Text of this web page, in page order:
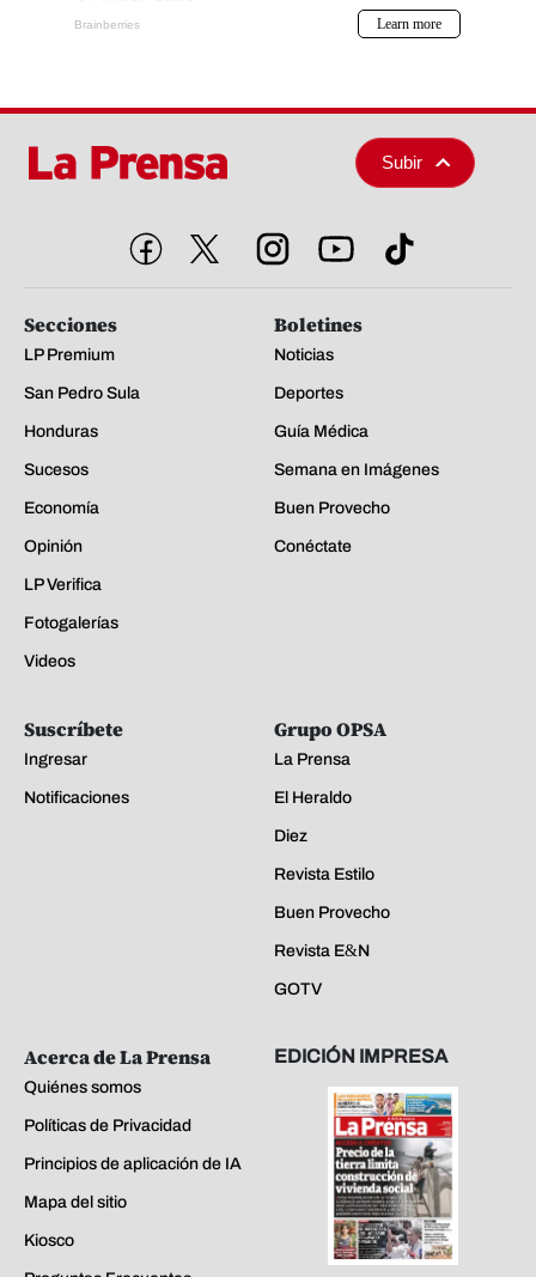
Subir
Secciones
LP Premium
San Pedro Sula
Honduras
Sucesos
Economía
Opinión
LP Verifica
Fotogalerías
Videos
Boletines
Noticias
Deportes
Guía Médica
Semana en Imágenes
Buen Provecho
Conéctate
Suscríbete
Ingresar
Notificaciones
Grupo OPSA
La Prensa
El Heraldo
Diez
Revista Estilo
Buen Provecho
Revista E&N
GOTV
Acerca de La Prensa
Quiénes somos
Políticas de Privacidad
Principios de aplicación de IA
Mapa del sitio
Kiosco
EDICIÓN IMPRESA